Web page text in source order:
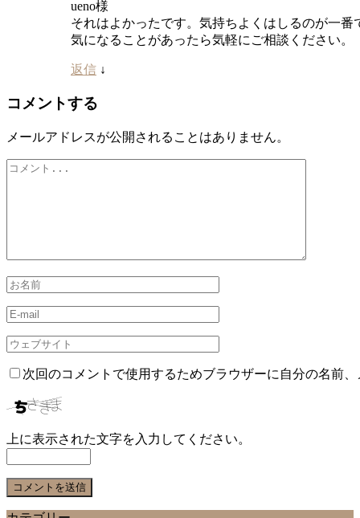
ueno様
それはよかったです。気持ちよくはしるのが一番
気になることがあったら気軽にご相談ください。
返信 ↓
コメントする
メールアドレスが公開されることはありません。
次回のコメントで使用するためブラウザーに自分の名前
上に表示された文字を入力してください。